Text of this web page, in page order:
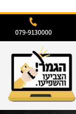
079-9130000